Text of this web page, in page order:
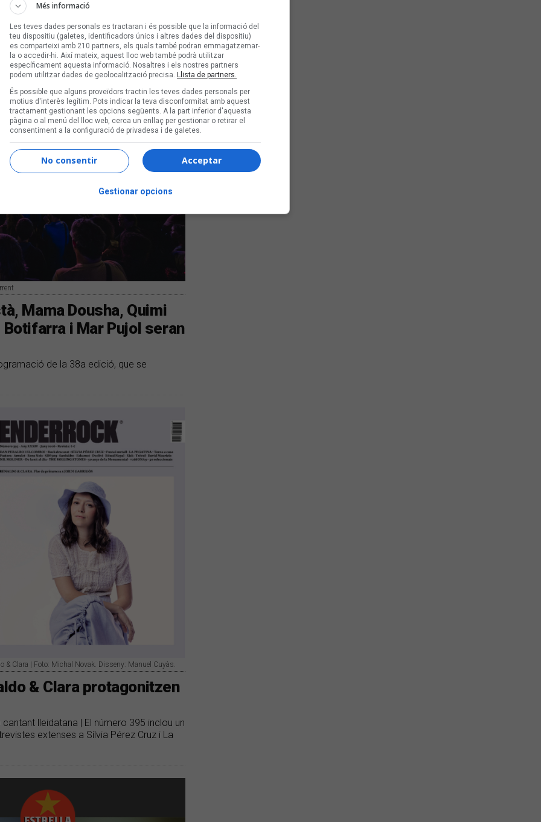
Mama Dousha, Quimi
i Mar Pujol seran
de la 38a edició, que se
& Clara | Foto: Michal Novak. Disseny: Manuel Cuyàs.
& Clara protagonitzen
lleidatana | El número 395 inclou un
extenses a Sílvia Pérez Cruz i La
Més informació
Les teves dades personals es tractaran i és possible que la informació del
teu dispositiu (galetes, identificadors únics i altres dades del dispositiu)
es comparteixi amb 210 partners, els quals també podran emmagatzemar-
la o accedir-hi. Així mateix, aquest lloc web també podrà utilitzar
específicament aquesta informació. Nosaltres i els nostres partners
podem utilitzar dades de geolocalització precisa. Llista de partners.
És possible que alguns proveïdors tractin les teves dades personals per
motius d'interès legítim. Pots indicar la teva disconformitat amb aquest
tractament gestionant les opcions següents. A la part inferior d'aquesta
pàgina o al menú del lloc web, cerca un enllaç per gestionar o retirar el
consentiment a la configuració de privadesa i de galetes.
Acceptar
No consentir
Gestionar opcions